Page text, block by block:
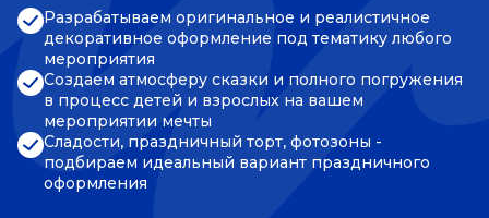
Разрабатываем оригинальное и реалистичное
декоративное оформление под тематику любого
мероприятия
Создаем атмосферу сказки и полного погружения
в процесс детей и взрослых на вашем
мероприятии мечты
Сладости, праздничный торт, фотозоны -
подбираем идеальный вариант праздничного
оформления